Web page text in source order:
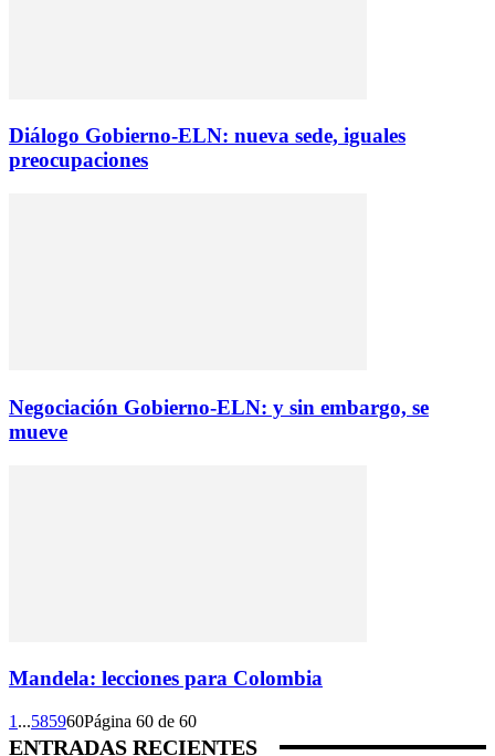
Diálogo Gobierno-ELN: nueva sede, iguales
preocupaciones
Negociación Gobierno-ELN: y sin embargo, se
mueve
Mandela: lecciones para Colombia
1 ...585960Página 60 de 60
ENTRADAS RECIENTES